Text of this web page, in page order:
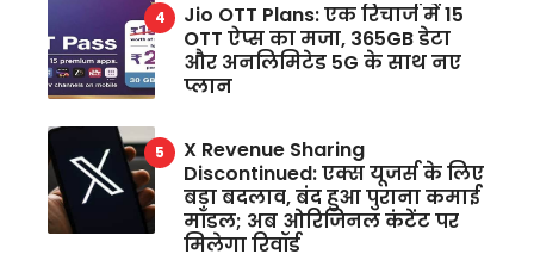
Jio OTT Plans: एक रिचार्ज में 15
OTT ऐप्स का मजा, 365GB डेटा
और अनलिमिटेड 5G के साथ नए
प्लान
X Revenue Sharing
Discontinued: एक्स यूजर्स के लिए
बड़ा बदलाव, बंद हुआ पुराना कमाई
मॉडल; अब ओरिजिनल कंटेंट पर
मिलेगा रिवॉर्ड